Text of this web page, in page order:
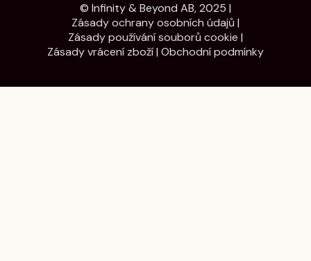
© Infinity & Beyond AB, 2025 |
Zásady ochrany osobních údajů |
Zásady používání souborů cookie |
Zásady vrácení zboží| Obchodní podmínky